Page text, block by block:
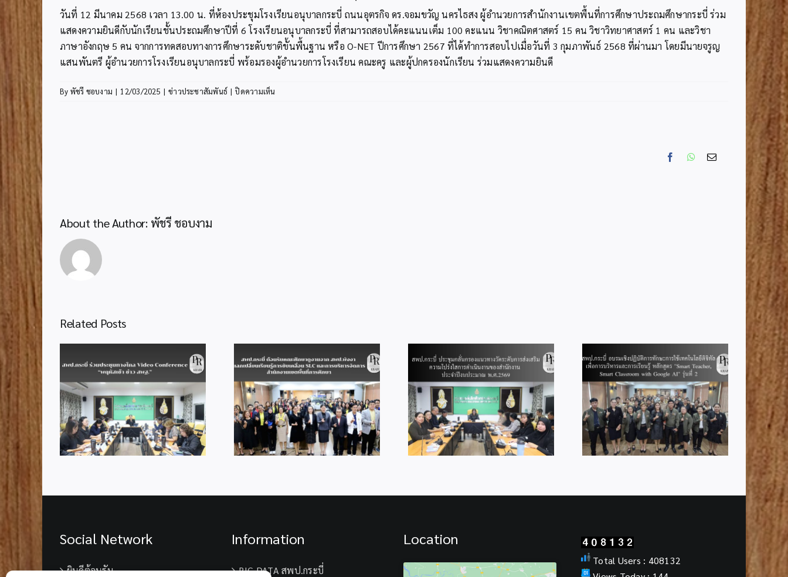
วันที่ 12 มีนาคม 2568 เวลา 13.00 น. ที่ห้องประชุมโรงเรียนอนุบาลกระบี่ ถนนอุตรกิจ ดร.จอมขวัญ นครไธสง ผู้อำนวยการสำนักงานเขตพื้นที่การศึกษาประถมศึกษากระบี่ ร่วม
แสดงความยินดีกับนักเรียนชั้นประถมศึกษาปีที่ 6 โรงเรียนอนุบาลกระบี่ ที่สามารถสอบได้คะแนนเต็ม 100 คะแนน วิชาคณิตศาสตร์ 15 คน วิชาวิทยาศาสตร์ 1 คน และวิชา
ภาษาอังกฤษ 5 คน จากการทดสอบทางการศึกษาระดับชาติขั้นพื้นฐาน หรือ O-NET ปีการศึกษา 2567 ที่ได้ทำการสอบไปเมื่อวันที่ 3 กุมภาพันธ์ 2568 ที่ผ่านมา โดยมีนายจรูญ
แสนพันตรี ผู้อำนวยการโรงเรียนอนุบาลกระบี่ พร้อมรองผู้อำนวยการโรงเรียน คณะครู และผู้ปกครองนักเรียน ร่วมแสดงความยินดี
By พัชรี ชอบงาม | 12/03/2025 | ข่าวประชาสัมพันธ์ | ปิดความเห็น
สอบ
O-
NET
ปี
การ
ศึกษา
2567
FacebookWhatsApp
Email
About the Author: พัชรี ชอบงาม
Related Posts
ชุมทาง
สพฐ.”
สพป.กระบี่ ต้อนรับคณะ
ศึกษาดูงานจาก สพป.พังงา
แลกเปลี่ยนเรียนรู้การขับ
เคลื่อน SLC และการบริหาร
จัดการสำนักงานเขตพื้นที่
การศึกษา
สพป.กระบี่ ประชุมกลั่นกรอง
แนวทางวัดระดับการส่งเสริม
ความโปร่งใสการดำเนินงาน
ของสำนักงาน ประจำ
ปีงบประมาณ พ.ศ.2569
สพป.กระบี่ อบรมเชิงปฏิบัติ
การทักษะการใช้เทคโนโลยี
ดิจิทัลเพื่อการบริหารและ
การเรียนรู้ หลักสูตร “Smart
Teacher, Smart Classroom
with Google AI” รุ่นที่ 2
สพป.กระบี่ ร่วมประชุมทาง
ไกล Video Conference
“พฤหัสเช้า ข่าว สพฐ.”
Social Network
ยินดีต้อนรับ
Information
BIG DATA สพป.กระบี่
Location
Total Users : 408132